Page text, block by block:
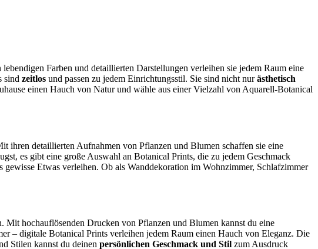
Farben und detaillierten Darstellungen verleihen sie jedem Raum eine
sind zeitlos und passen zu jedem Einrichtungsstil. Sie sind nicht nurästhetisch
einen Hauch von Natur und wähle aus einer Vielzahl von Aquarell-Botanical
ihren detaillierten Aufnahmen von Pflanzen und Blumen schaffen sie eine
es gibt eine große Auswahl an Botanical Prints, die zu jedem Geschmack
Etwas verleihen. Ob als Wanddekoration im Wohnzimmer, Schlafzimmer
hochauflösenden Drucken von Pflanzen und Blumen kannst du eine
– digitale Botanical Prints verleihen jedem Raum einen Hauch von Eleganz. Die
Stilen kannst du deinen persönlichen Geschmack und Stil zum Ausdruck